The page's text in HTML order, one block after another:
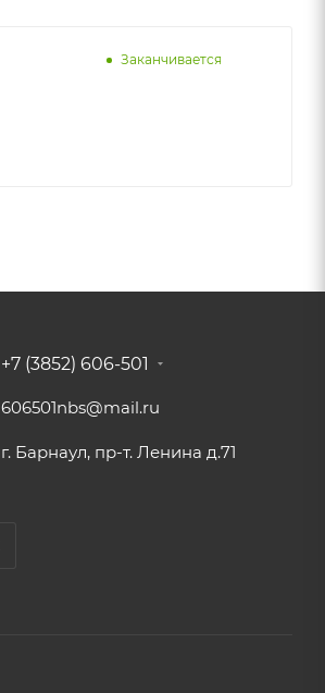
Заканчивается
+7 (3852) 606-501
606501nbs@mail.ru
г. Барнаул, пр-т. Ленина д.71